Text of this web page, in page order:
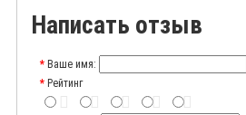
Написать отзыв
Ваше имя:
Рейтинг